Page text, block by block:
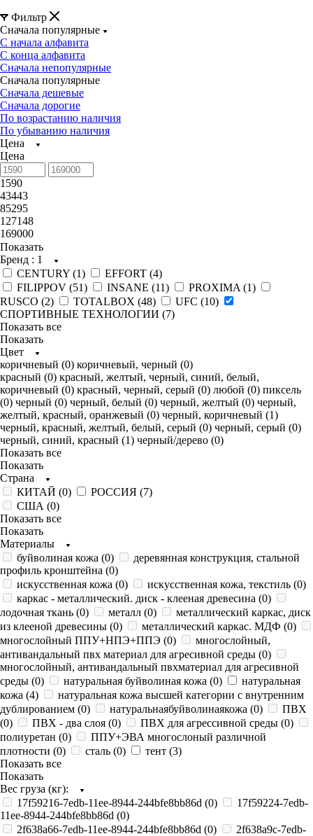
Фильтр
Сначала популярные
С начала алфавита
С конца алфавита
Сначала непопулярные
Сначала популярные
Сначала дешевые
Сначала дорогие
По возрастанию наличия
По убыванию наличия
Цена
Цена
1590
43443
85295
127148
169000
Показать
Бренд : 1
CENTURY (1) EFFORT (4)
FILIPPOV (51) INSANE (11) PROXIMA (1)
RUSCO (2) TOTALBOX (48) UFC (10)
СПОРТИВНЫЕ ТЕХНОЛОГИИ (7)
Показать все
Показать
Цвет
коричневый (0) коричневый, черный (0)
красный (0) красный, желтый, черный, синий, белый,
коричневый (0) красный, черный, серый (0) любой (0) пиксель
(0) черный (0) черный, белый (0) черный, желтый (0) черный,
желтый, красный, оранжевый (0) черный, коричневый (1)
черный, красный, желтый, белый, серый (0) черный, серый (0)
черный, синий, красный (1) черный/дерево (0)
Показать все
Показать
Страна
КИТАЙ (0) РОССИЯ (7)
США (0)
Показать все
Показать
Материалы
буйволиная кожа (0)
деревянная конструкция, стальной
профиль кронштейна (0)
искусственная кожа (0) искусственная кожа, текстиль (0)
каркас - металлический. диск - клееная древесина (0)
лодочная ткань (0) металл (0)
металлический каркас, диск
из клееной древесины (0) металлический каркас. МДФ (0)
многослойный ППУ+НПЭ+ППЭ (0)
многослойный,
антивандальный пвх материал для агресивной среды (0)
многослойный, антивандальный пвхматериал для агресивной
среды (0) натуральная буйволиная кожа (0)
натуральная
кожа (4)
натуральная кожа высшей категории с внутренним
дублированием (0) натуральнаябуйволинаякожа (0)
ПВХ
(0) ПВХ - два слоя (0) ПВХ для агрессивной среды (0)
полиуретан (0)
ППУ+ЭВА многослоный различной
плотности (0) сталь (0) тент (3)
Показать все
Показать
Вес груза (кг):
17f59216-7edb-11ee-8944-244bfe8bb86d (0)
17f59224-7edb-
11ee-8944-244bfe8bb86d (0)
2f638a66-7edb-11ee-8944-244bfe8bb86d (0) 2f638a9c-7edb-